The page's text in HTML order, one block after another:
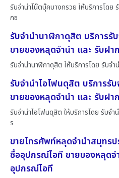
รับจำนำโน๊ตบุ๊คบางกรวย ให้บริการโดย
กช
รับจำนำนาฬิกาดุสิต บริการรั
ขายของหลุดจำนำ และ รับฝ
รับจำนำนาฬิกาดุสิต ให้บริการโดย รับจํ
รับจำนำไอโฟนดุสิต บริการรั
ขายของหลุดจำนำ และ รับฝ
รับจำนำไอโฟนดุสิต ให้บริการโดย รับจํ
ร
ขายโทรศัพท์หลุดจำนำสมุทรป
ซื้ออุปกรณ์ไอที ขายของหลุดจ
อุปกรณ์ไอที